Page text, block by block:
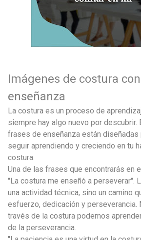
Imágenes de costura
enseñanza
La costura es un proceso de
siempre hay algo nuevo por descubrir.
frases de enseñanza están diseñadas
seguir aprendiendo y creciendo en tu
costura.
Una de las frases que encontrarás en
"La costura me enseñó a perseverar".
una actividad técnica, sino un camino
esfuerzo, dedicación y perseverancia.
través de la costura podemos
de la perseverancia.